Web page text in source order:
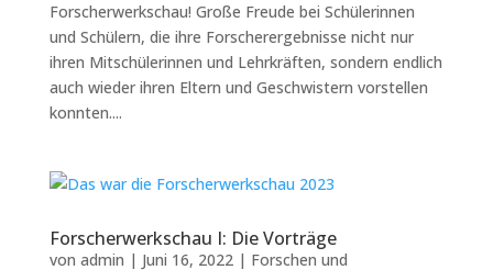
Forscherwerkschau! Große Freude bei Schülerinnen
und Schülern, die ihre Forscherergebnisse nicht nur
ihren Mitschülerinnen und Lehrkräften, sondern endlich
auch wieder ihren Eltern und Geschwistern vorstellen
konnten....
Forscherwerkschau I: Die Vorträge
von admin | Juni 16, 2022| Forschen und